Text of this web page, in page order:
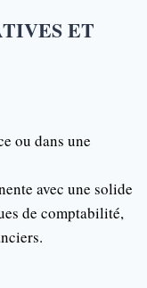
ET
ou dans une
avec une solide
de comptabilité,